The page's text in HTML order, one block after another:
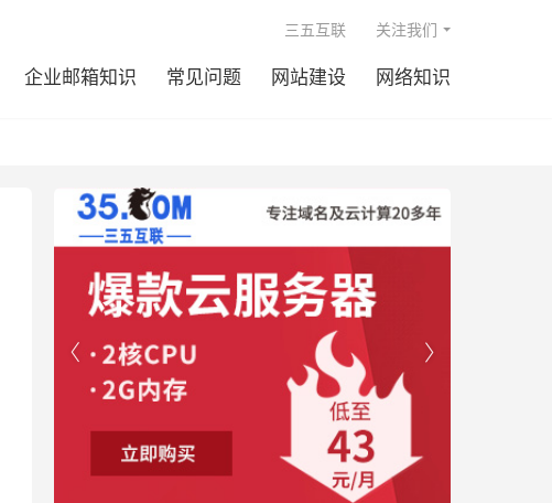
企业邮箱知识 常见问题 网站建设 网络知识
三五互联 关注我们

